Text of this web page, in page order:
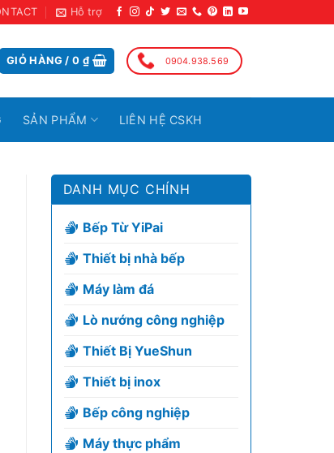
Hỗ trợ
GIỎ HÀNG /0 ₫ 0904.938.569
SẢN PHẨM LIÊN HỆ CSKH
DANH MỤC CHÍNH
Bếp Từ YiPai
Thiết bị nhà bếp
Máy làm đá
Lò nướng công nghiệp
Thiết Bị YueShun
Thiết bị inox
Bếp công nghiệp
Máy thực phẩm